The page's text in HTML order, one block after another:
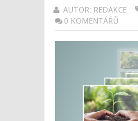
AUTOR: REDAKCE
0 KOMENTÁŘŮ